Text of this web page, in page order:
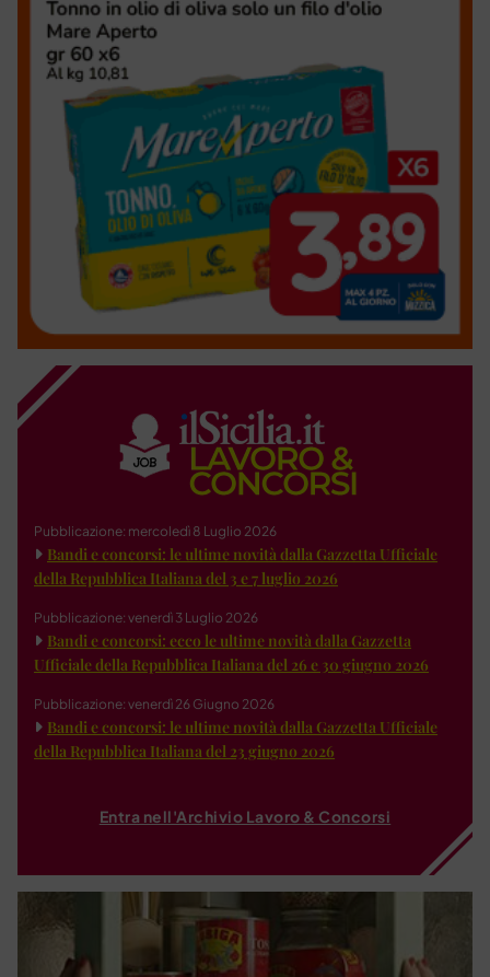
Pubblicazione: mercoledì 8 Luglio 2026
Bandi e concorsi: le ultime novità dalla Gazzetta Ufficiale
della Repubblica Italiana del 3 e 7 luglio 2026
Pubblicazione: venerdì 3 Luglio 2026
Bandi e concorsi: ecco le ultime novità dalla Gazzetta
Ufficiale della Repubblica Italiana del 26 e 30 giugno 2026
Pubblicazione: venerdì 26 Giugno 2026
Bandi e concorsi: le ultime novità dalla Gazzetta Ufficiale
della Repubblica Italiana del 23 giugno 2026
Entra nell'Archivio Lavoro & Concorsi